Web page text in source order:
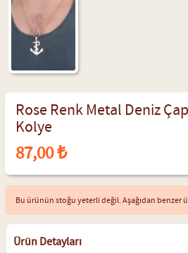
Rose Renk Metal Deniz
Kolye
87,00 ₺
Bu ürünün stoğu yeterli değil. Aşağıdan benzer
Ürün Detayları